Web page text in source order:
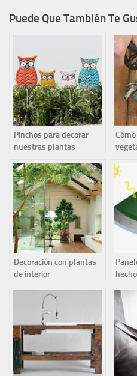
Puede Que También Te
Pinchos para decorar
nuestras plantas
Decoración con plantas
de interior